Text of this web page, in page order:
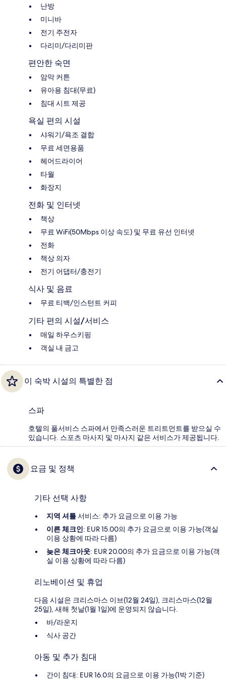
난방
미니바
전기 주전자
다리미/다리미판
편안한 숙면
암막 커튼
유아용 침대(무료)
침대 시트 제공
욕실 편의 시설
샤워기/욕조 결합
무료 세면용품
헤어드라이어
타월
화장지
전화 및 인터넷
책상
무료 WiFi(50Mbps 이상 속도) 및 무료 유선 인터넷
전화
책상 의자
전기 어댑터/충전기
식사 및 음료
무료 티백/인스턴트 커피
기타 편의 시설/서비스
매일 하우스키핑
객실 내 금고
이 숙박 시설의 특별한 점
스파
호텔의 풀서비스 스파에서 만족스러운 트리트먼트를 받으실 수
있습니다. 스포츠 마사지 및 마사지 같은 서비스가 제공됩니다.
요금 및 정책
기타 선택 사항
지역 셔틀서비스: 추가 요금으로 이용 가능
이른 체크인: EUR 15.00의 추가 요금으로 이용 가능(객실
이용 상황에 따라 다름)
늦은 체크아웃: EUR 20.00의 추가 요금으로 이용 가능(객
실 이용 상황에 따라 다름)
리노베이션 및 휴업
다음 시설은 크리스마스 이브(12월 24일), 크리스마스(12월
25일), 새해 첫날(1월 1일)에 운영되지 않습니다.
바/라운지
식사 공간
아동 및 추가 침대
간이 침대: EUR 16.0의 요금으로 이용 가능(1박 기준)